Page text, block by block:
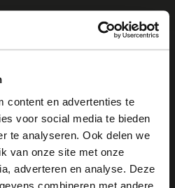
content en advertenties te
voor social media te bieden
te analyseren. Ook delen we
van onze site met onze
adverteren en analyse. Deze
combineren met andere
Clutch mit
Manfield. Die
cm (BxHxT) und hat
×
in English?
isn't Dutch. Would